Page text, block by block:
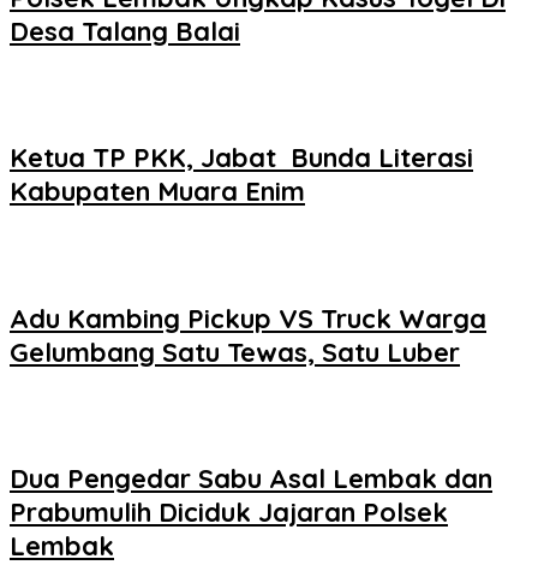
Desa Talang Balai
Ketua TP PKK, Jabat Bunda Literasi
Kabupaten Muara Enim
Adu Kambing Pickup VS Truck Warga
Gelumbang Satu Tewas, Satu Luber
Dua Pengedar Sabu Asal Lembak dan
Prabumulih Diciduk Jajaran Polsek
Lembak